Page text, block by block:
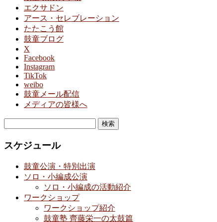
エクサドン
アース・セレブレーション
たたこう館
鼓童ブログ
X
Facebook
Instagram
TikTok
weibo
鼓童メール配信
メディアの皆様へ
スケジュール
鼓童公演・特別出演
ソロ・小編成公演
ソロ・小編成の活動紹介
ワークショップ
ワークショップ紹介
鼓童塾 齊藤栄一の太鼓篇